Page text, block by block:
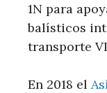
1N para
balísticos
transporte
En 2018 el